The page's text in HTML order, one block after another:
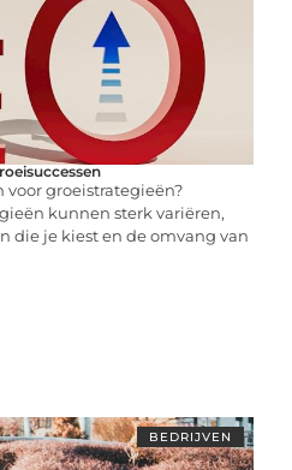
groeistrategieën?
kunnen sterk variëren,
die je kiest en de omvang van
BEDRIJVEN